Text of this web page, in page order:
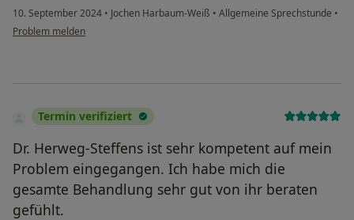
10. September 2024 • Jochen Harbaum-Weiß • Allgemeine Sprechstunde •
Problem melden
Termin verifiziert
Dr. Herweg-Steffens ist sehr kompetent auf mein
Problem eingegangen. Ich habe mich die
gesamte Behandlung sehr gut von ihr beraten
gefühlt.